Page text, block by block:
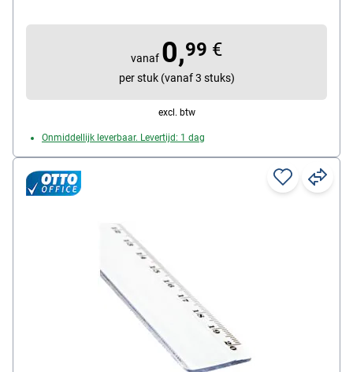
milimeter-/centimeter scala met 1mm verdeling,
materiaal: kunststof, kleur: transparant, hoogte van de
liniaal: ca. 2 mm, breedte: 30 mm, totale lengte van de
liniaal: 17,5 cm, lengte van de scala: 16 cm
vanaf 0,99 €
per stuk (vanaf 3 stuks)
excl. btw
Onmiddellijk leverbaar. Levertijd: 1 dag